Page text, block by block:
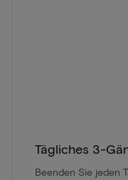
Tägliches 3-
Beenden Sie jeden